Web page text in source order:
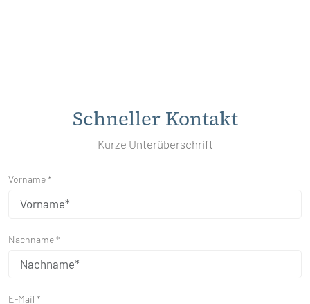
Schneller Kontakt
Kurze Unterüberschrift
Vorname *
Nachname *
E-Mail *